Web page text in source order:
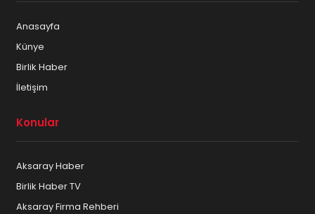
Aksaray Hediye ve Hediyelik Eşya
Aksaray İkinci el – Spot
Aksaray İletişim ve Telekominikasyon
Aksaray Kargo Dağıtım Firmaları
Aksaray Kuru Temizleme
Aksaray Kuruyemiş ve Kahve
Aksaray Mimar – Mühendis
Anasayfa
Künye
Birlik Haber
İletişim
Konular
Aksaray Haber
Birlik Haber TV
Aksaray Firma Rehberi